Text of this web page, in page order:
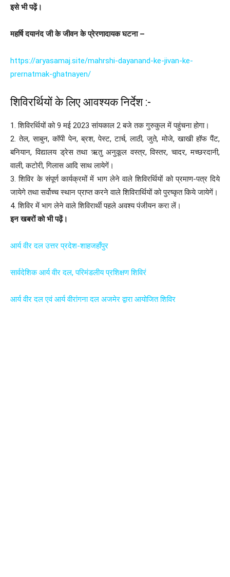
इसे भी पढ़ें।
महर्षि दयानंद जी के जीवन के प्रेरणादायक घटना –
https://aryasamaj.site/mahrshi-dayanand-ke-jivan-ke-
prernatmak-ghatnayen/
शिविरर्थियों के लिए आवश्यक निर्देश :-
1. शिविरर्थियों को 9 मई 2023 सांयकाल 2 बजे तक गुरुकुल में पहुंचना होगा।
2. तेल, साबुन, कॉपी पेन, ब्रश, पेस्ट, टार्च, लाठी, जुते, मोजे, खाखी हॉफ पैंट,
बनियान, विद्यालय ड्रेस तथा ऋतु अनुकूल वस्त्र, विस्तर, चादर, मच्छरदानी,
वाली, कटोरी, गिलास आदि साथ लायेगें।
3. शिविर के संपूर्ण कार्यक्रमों में भाग लेने वाले शिविरर्थियों को प्रमाण-पत्र दिये
जायेगे तथा सर्वोच्च स्थान प्राप्त करने वाले शिविरार्थियों को पुरष्कृत किये जायेगें।
4. शिविर में भाग लेने वाले शिविरार्थी पहले अवश्य पंजीयन करा लें।
इन खबरों को भी पढ़ें।
आर्य वीर दल उत्तर प्रदेश-शाहजहाँपुर
सार्वदेशिक आर्य वीर दल, परिमंडलीय प्रशिक्षण शिविर
आर्य वीर दल एवं आर्य वीरांगना दल अजमेर द्वारा आयोजित शिविर